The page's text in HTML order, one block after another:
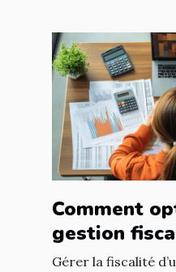
Comment
gestion
?
Gérer la fiscalité